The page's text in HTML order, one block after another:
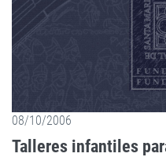
08/10/2006
Talleres infantiles